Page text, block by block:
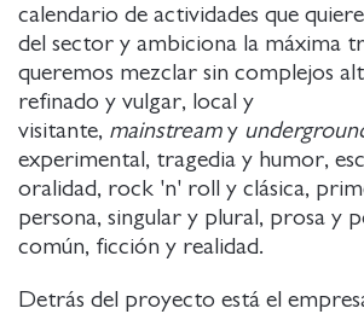
calendario de actividades que
del sector y ambiciona la máxima
queremos mezclar sin complejos
refinado y vulgar, local y
visitante, mainstreamy
experimental, tragedia y humor,
oralidad, rock 'n' roll y clásica,
persona, singular y plural, prosa y
común, ficción y realidad.
Detrás del proyecto está el